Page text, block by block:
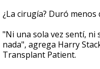
¿La cirugía? Duró menos
"Ni una sola vez sentí, ni
nada", agrega Harry
Transplant Patient.